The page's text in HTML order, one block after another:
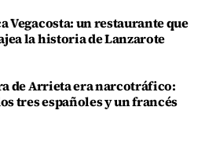
Vegacosta: un restaurante que
la historia de Lanzarote
de Arrieta era narcotráfico:
tres españoles y un francés